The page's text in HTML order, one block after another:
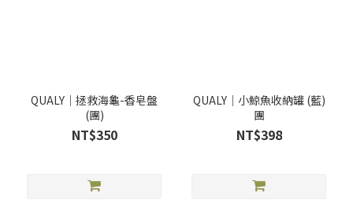
QUALY｜拯救海龜-香皂盤
(團)
NT$350
QUALY｜小鯨魚收納罐 (藍)
團
NT$398